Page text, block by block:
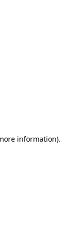
information).